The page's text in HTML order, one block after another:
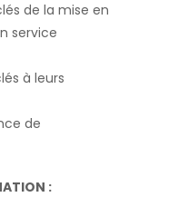
de la mise en
service
à leurs
de
: